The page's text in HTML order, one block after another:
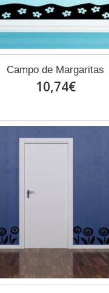
Campo de Margaritas
10,74€